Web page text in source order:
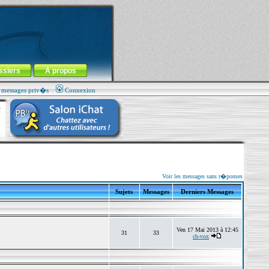
À propos
priv�s Connexion
Voir les messages sans r�ponses
Sujets Messages Derniers Messages
31 33
Ven 17 Mai 2013 à 12:45
ch-vox